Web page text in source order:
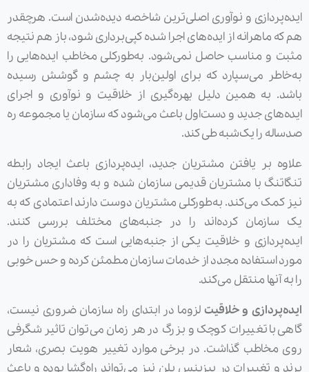
ایده‌پردازی و نوآوری اصلی‌ترین شاخصه دیده‌شدن است. هرچقدر
هم که ماهرانه از ایده‌های اجرا شده کپی‌برداری شود، باز هم نتیجه
مثبت و مناسب حاصل نمی‌شود. به‌طورکلی مخاطب ایده‌هایی را
به‌خاطر می‌سپارد که برای اولین‌بار به چشم و گوشش رسیده
باشد. به همین دلیل بهره‌گیری از خلاقیت و نوآوری و اجرای
ایده‌های جدید و دست‌اول باعث می‌شود که سازمان یا مجموعه ره
صدساله را یک‌شبه طی کند.
علاوه بر یافتن مشتریان جدید، ایده‌پردازی باعث ایجاد رابطه
تنگاتنگ با مشتریان قدیمی سازمان شده و به وفاداری مشتریان
نیز کمک می‌کند. به‌طورکلی مشتریان دوست دارند اعتمادی که به
یک سازمان کرده‌اند را در جنبه‌های مختلف بررسی کنند.
ایده‌پردازی و خلاقیت یکی از جنبه‌هایی است که مشتریان را در
مورد استفاده مجدد از خدمات سازمان مطمئن کرده و حس خوبی
را به آنها منتقل می‌کند.
ایده‌پردازی و خلاقیت لزوما در ابتدای راه سازمان ضروری نیست،
گاهی با تغییرات کوچک و بزرگ در هر زمان می‌توان تاثیر شگرفی
روی مخاطب گذاشت. در برخی موارد تغییر هویت بصری، شعار
برند و تغییرات در بیزینس پلن نیز می‌تواند راه‌گشا بوده و باعث